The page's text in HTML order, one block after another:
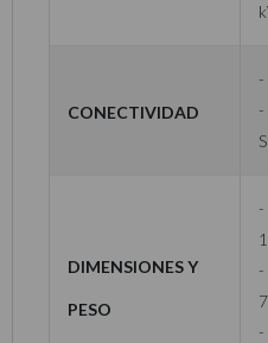
Conectividad
-
-
Dimensiones y
peso
-
-
-